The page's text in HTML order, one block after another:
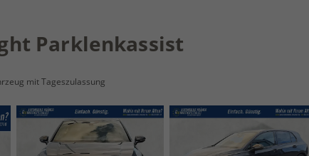
Parklenkassist
mit Tageszulassung